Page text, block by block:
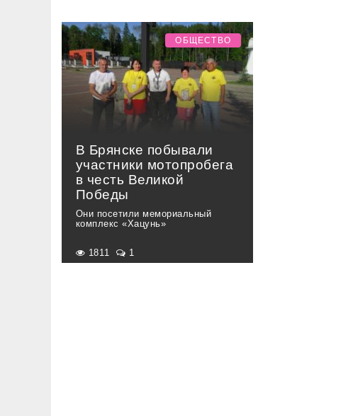
В Брянске побывали
участники мотопробега
в честь Великой
Победы
Они посетили мемориальный
комплекс «Хацунь»
ОБЩЕСТВО
1811 1